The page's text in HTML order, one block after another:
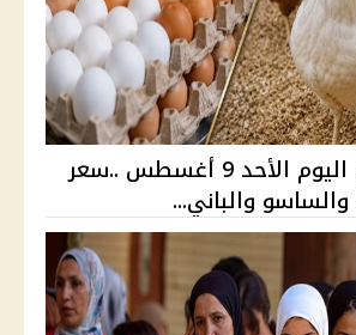
أسعار الدواجن اليوم الأحد 9 أغسطس ..سعر
والساسو والباني...